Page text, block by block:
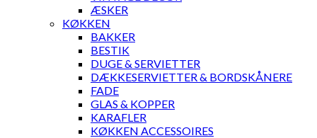
ÆSKER
KØKKEN
BAKKER
BESTIK
DUGE & SERVIETTER
DÆKKESERVIETTER & BORDSKÅNERE
FADE
GLAS & KOPPER
KARAFLER
KØKKEN ACCESSOIRES